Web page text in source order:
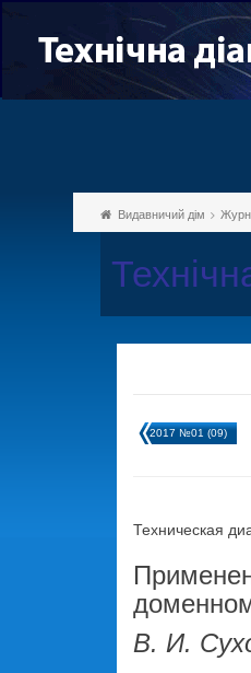
Видавничий дім
2017 №01 (09)
Техническая
В. И.